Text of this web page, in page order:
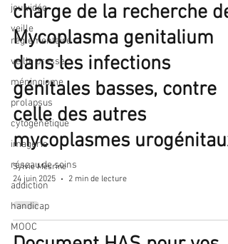
jeu vidéo
veille
réglementaire
veille presse
méningiome
prolapsus
cytogénétique
imagerie
réseau de soins
addiction
handicap
MOOC
charge de la recherche de
Mycoplasma genitalium
dans les infections
génitales basses, contre
celle des autres
mycoplasmes urogénitaux
Sylvie Mesrine
24 juin 2025
2 min de lecture